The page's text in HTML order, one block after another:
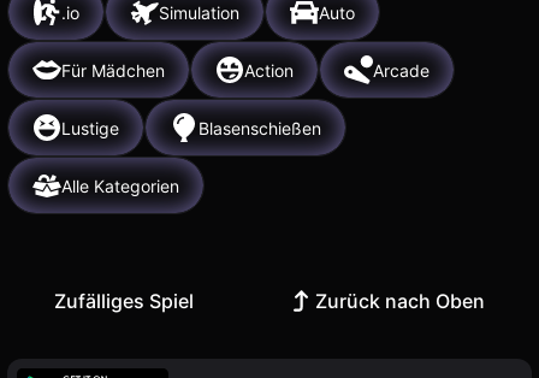
.io Simulation Auto
Für Mädchen Action Arcade
Lustige Blasenschießen
Alle Kategorien
Zufälliges Spiel Zurück nach Oben